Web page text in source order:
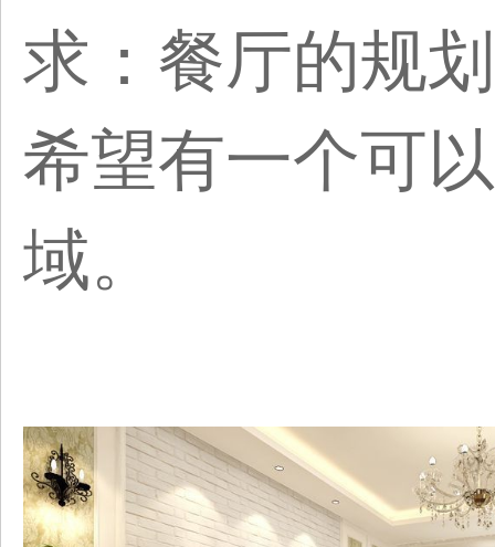
求：餐厅的规
希望有一个可
域。